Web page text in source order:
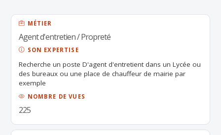
MÉTIER
Agent d'entretien / Propreté
SON EXPERTISE
Recherche un poste D'agent d'entretient dans un Lycée ou
des bureaux ou une place de chauffeur de mairie par
exemple
NOMBRE DE VUES
225